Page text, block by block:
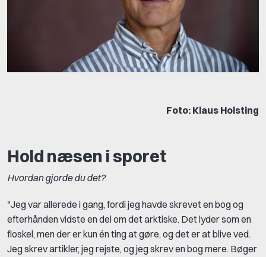
Foto: Klaus Holsting
Hold næsen i sporet
Hvordan gjorde du det?
"Jeg var allerede i gang, fordi jeg havde skrevet en bog og
efterhånden vidste en del om det arktiske. Det lyder som en
floskel, men der er kun én ting at gøre, og det er at blive ved.
Jeg skrev artikler, jeg rejste, og jeg skrev en bog mere. Bøger